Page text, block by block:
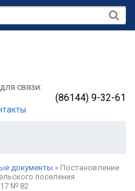
связи:
(86144) 9-32-61
документы » Постановление
поселения
№ 82